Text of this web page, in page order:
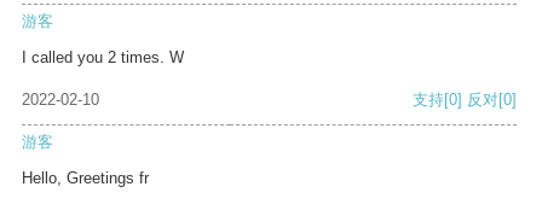
游客
I called you 2 times. W
2022-02-10 支持[0] 反对[0]
游客
Hello, Greetings fr